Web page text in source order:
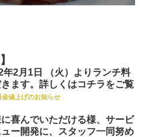
2月1日 （火）よりランチ料
ます。 詳しくはコチラをご覧
値上げのお知らせ
喜んでいただける様、サービ
ー開発に、スタッフ一同努め